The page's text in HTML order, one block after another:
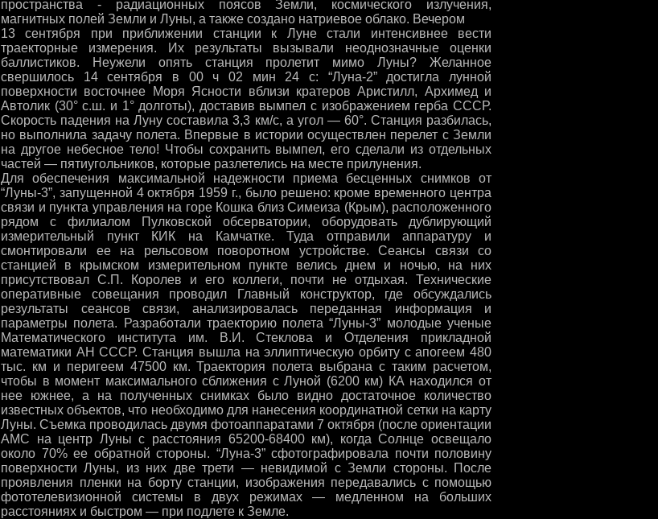
пространства - радиационных поясов Земли, космического излучения,
магнитных полей Земли и Луны, а также создано натриевое облако. Вечером
13 сентября при приближении станции к Луне стали интенсивнее вести
траекторные измерения. Их результаты вызывали неоднозначные оценки
баллистиков. Неужели опять станция пролетит мимо Луны? Желанное
свершилось 14 сентября в 00 ч 02 мин 24 с: “Луна-2” достигла лунной
поверхности восточнее Моря Ясности вблизи кратеров Аристилл, Архимед и
Автолик (30° с.ш. и 1° долготы), доставив вымпел с изображением герба СССР.
Скорость падения на Луну составила 3,3 км/с, а угол — 60°. Станция разбилась,
но выполнила задачу полета. Впервые в истории осуществлен перелет с Земли
на другое небесное тело! Чтобы сохранить вымпел, его сделали из отдельных
частей — пятиугольников, которые разлетелись на месте прилунения.
Для обеспечения максимальной надежности приема бесценных снимков от
“Луны-3”, запущенной 4 октября 1959 г., было решено: кроме временного центра
связи и пункта управления на горе Кошка близ Симеиза (Крым), расположенного
рядом с филиалом Пулковской обсерватории, оборудовать дублирующий
измерительный пункт КИК на Камчатке. Туда отправили аппаратуру и
смонтировали ее на рельсовом поворотном устройстве. Сеансы связи со
станцией в крымском измерительном пункте велись днем и ночью, на них
присутствовал С.П. Королев и его коллеги, почти не отдыхая. Технические
оперативные совещания проводил Главный конструктор, где обсуждались
результаты сеансов связи, анализировалась переданная информация и
параметры полета. Разработали траекторию полета “Луны-3” молодые ученые
Математического института им. В.И. Стеклова и Отделения прикладной
математики АН СССР. Станция вышла на эллиптическую орбиту с апогеем 480
тыс. км и перигеем 47500 км. Траектория полета выбрана с таким расчетом,
чтобы в момент максимального сближения с Луной (6200 км) КА находился от
нее южнее, а на полученных снимках было видно достаточное количество
известных объектов, что необходимо для нанесения координатной сетки на карту
Луны. Съемка проводилась двумя фотоаппаратами 7 октября (после ориентации
АМС на центр Луны с расстояния 65200-68400 км), когда Солнце освещало
около 70% ее обратной стороны. “Луна-3” сфотографировала почти половину
поверхности Луны, из них две трети — невидимой с Земли стороны. После
проявления пленки на борту станции, изображения передавались с помощью
фототелевизионной системы в двух режимах — медленном на больших
расстояниях и быстром — при подлете к Земле.